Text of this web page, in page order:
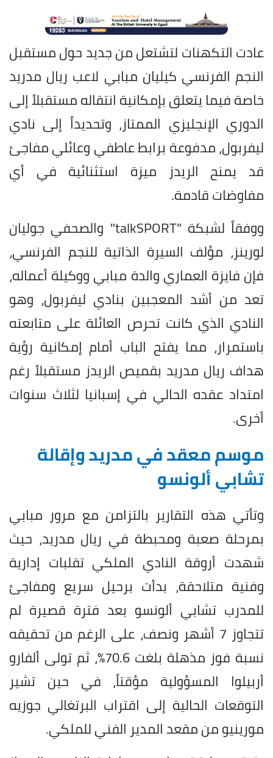
عادت التكهنات لتشتعل من جديد حول مستقبل
النجم الفرنسي كيليان مبابي لاعب ريال مدريد
خاصة فيما يتعلق بإمكانية انتقاله مستقبلاً إلى
الدوري الإنجليزي الممتاز، وتحديداً إلى نادي
ليفربول، مدفوعة برابط عاطفي وعائلي مفاجئ
قد يمنح الريدز ميزة استثنائية في أي
مفاوضات قادمة.
ووفقاً لشبكة "talkSPORT" والصحفي جوليان
لورينز، مؤلف السيرة الذاتية للنجم الفرنسي،
فإن فايزة العماري والدة مبابي ووكيلة أعماله،
تعد من أشد المعجبين بنادي ليفربول، وهو
النادي الذي كانت تحرص العائلة على متابعته
باستمرار، مما يفتح الباب أمام إمكانية رؤية
هداف ريال مدريد بقميص الريدز مستقبلاً رغم
امتداد عقده الحالي في إسبانيا لثلاث سنوات
أخرى.
موسم معقد في مدريد وإقالة
تشابي ألونسو
وتأتي هذه التقارير بالتزامن مع مرور مبابي
بمرحلة صعبة ومحبطة في ريال مدريد، حيث
شهدت أروقة النادي الملكي تقلبات إدارية
وفنية متلاحقة، بدأت برحيل سريع ومفاجئ
للمدرب تشابي ألونسو بعد فترة قصيرة لم
تتجاوز 7 أشهر ونصف، على الرغم من تحقيقه
نسبة فوز مذهلة بلغت 70.6%، ثم تولى ألفارو
أربيلوا المسؤولية مؤقتاً، في حين تشير
التوقعات الحالية إلى اقتراب البرتغالي جوزيه
مورينيو من مقعد المدير الفني للملكي.